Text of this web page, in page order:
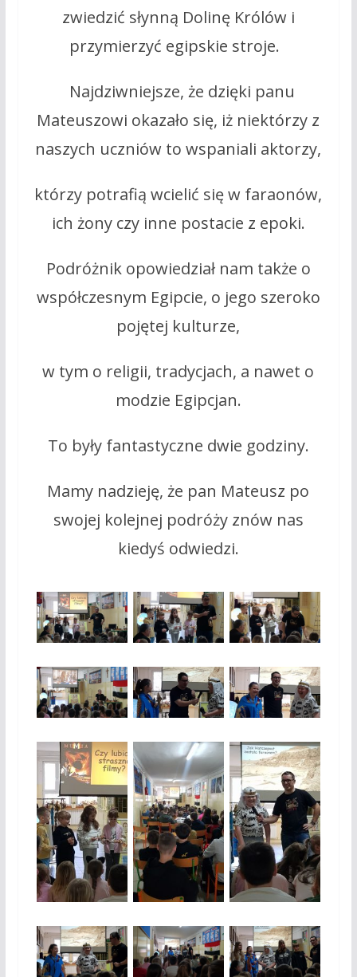
zwiedzić słynną Dolinę Królów i
przymierzyć egipskie stroje.
Najdziwniejsze, że dzięki panu
Mateuszowi okazało się, iż niektórzy z
naszych uczniów to wspaniali aktorzy,
którzy potrafią wcielić się w faraonów,
ich żony czy inne postacie z epoki.
Podróżnik opowiedział nam także o
współczesnym Egipcie, o jego szeroko
pojętej kulturze,
w tym o religii, tradycjach, a nawet o
modzie Egipcjan.
To były fantastyczne dwie godziny.
Mamy nadzieję, że pan Mateusz po
swojej kolejnej podróży znów nas
kiedyś odwiedzi.